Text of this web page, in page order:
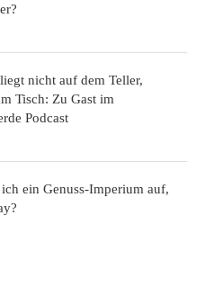
nicht auf dem Teller,
Tisch: Zu Gast im
Podcast
ein Genuss-Imperium auf,